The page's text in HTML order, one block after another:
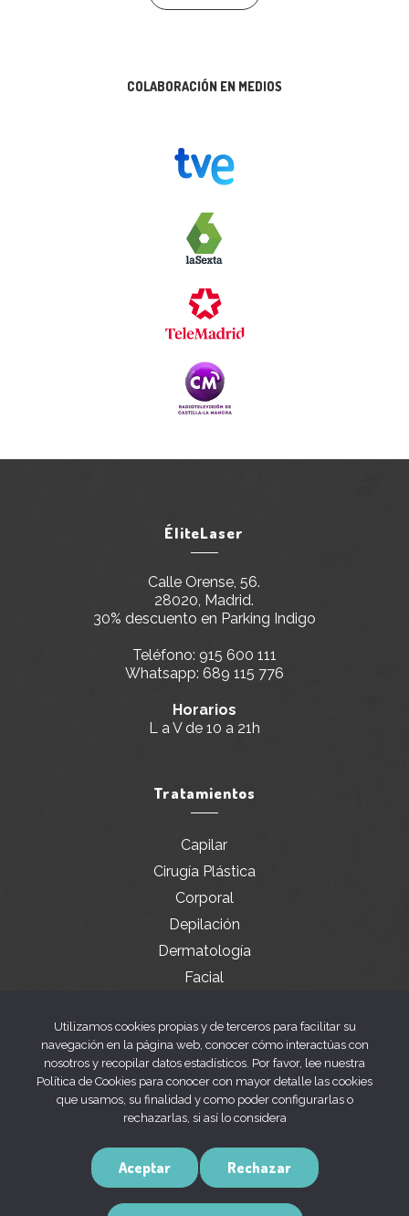
COLABORACIÓN EN MEDIOS
ÉliteLaser
Calle Orense, 56.
28020, Madrid.
30% descuento en Parking Indigo
Teléfono: 915 600 111
Whatsapp: 689 115 776
Horarios
L a V de 10 a 21h
Tratamientos
Capilar
Cirugía Plástica
Corporal
Depilación
Dermatología
Facial
Aviso legal
Política de privacidad
Política de cookies
Utilizamos cookies propias y de terceros para facilitar su
navegación en la página web, conocer cómo interactúas con
nosotros y recopilar datos estadísticos. Por favor, lee nuestra
Política de Cookies para conocer con mayor detalle las cookies
que usamos, su finalidad y como poder configurarlas o
rechazarlas, si así lo considera
Aceptar Rechazar